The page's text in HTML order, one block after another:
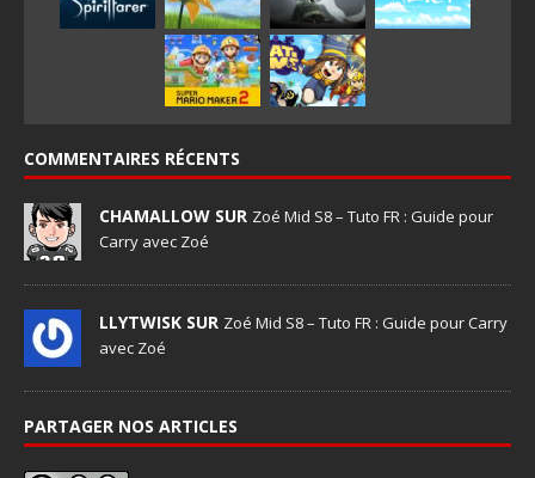
COMMENTAIRES RÉCENTS
CHAMALLOW SUR Zoé Mid S8 – Tuto FR : Guide pour
Carry avec Zoé
LLYTWISK SUR Zoé Mid S8 – Tuto FR : Guide pour Carry
avec Zoé
PARTAGER NOS ARTICLES